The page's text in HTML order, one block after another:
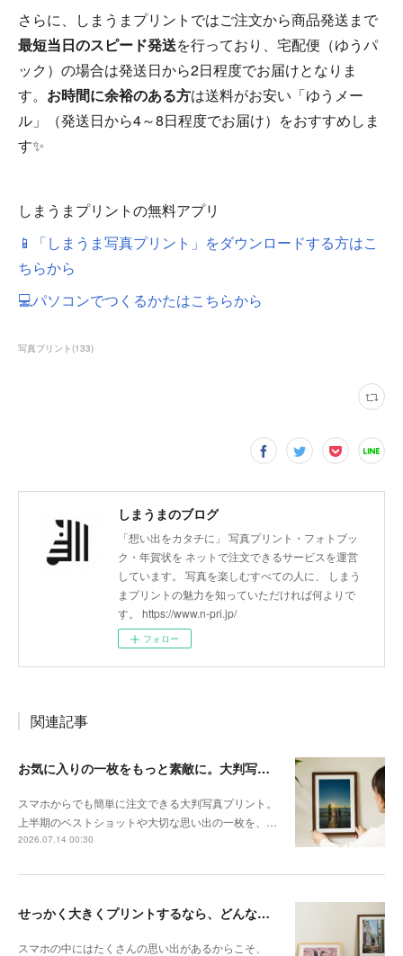
さらに、しまうまプリントではご注文から商品発送まで
最短当日のスピード発送を行っており、宅配便（ゆうパ
ック）の場合は発送日から2日程度でお届けとなりま
す。 お時間に余裕のある方は送料がお安い「ゆうメー
ル」（発送日から4～8日程度でお届け）をおすすめしま
す✨
しまうまプリントの無料アプリ
📱「しまうま写真プリント」をダウンロードする方はこ
ちらから
💻パソコンでつくるかたはこちらから
写真プリント (133)
しまうまのブログ
「想い出をカタチに」 写真プリント・フォトブッ
ク・年賀状を ネットで注文できるサービスを運営
しています。 写真を楽しむすべての人に、 しまう
まプリントの魅力を知っていただければ何よりで
す。 https://www.n-pri.jp/
フォロー
関連記事
お気に入りの一枚をもっと素敵に。大判写真プリントの飾り方
スマホからでも簡単に注文できる大判写真プリント。
上半期のベストショットや大切な思い出の一枚を、…
2026.07.14 00:30
せっかく大きくプリントするなら、どんな写真が向いている？
スマホの中にはたくさんの思い出があるからこそ、